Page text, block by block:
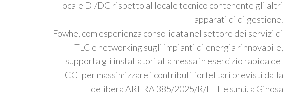
locale DI/DG rispetto al locale tecnico contenente gli altri
apparati di di gestione.
Fowhe, com esperienza consolidata nel settore dei servizi di
TLC e networking sugli impianti di energia rinnovabile,
supporta gli installatori alla messa in esercizio rapida del
CCI per massimizzare i contributi forfettari previsti dalla
delibera ARERA 385/2025/R/EEL e s.m.i. a Ginosa